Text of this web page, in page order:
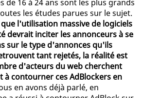
de 16 à 24 ans sont les plus grands
les études parues sur le sujet.
l'utilisation massive de logiciels
devrait inciter les annonceurs à se
sur le type d'annonces qu'ils
tant rejetés, la réalité est
d'acteurs du web cherchent
contourner ces AdBlockers en
en avons déjà parlé, en